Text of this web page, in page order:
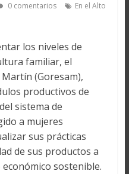
0 comentarios
En el Alto
los niveles de
familiar, el
(Goresam),
productivos de
sistema de
a mujeres
sus prácticas
de sus productos a
sostenible.